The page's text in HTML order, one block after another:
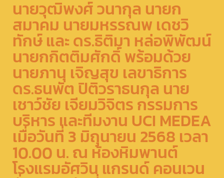
นายวุฒิพงศ์ วนากุล นายก
สมาคม นายมหรรณพ เดชวิ
ทักษ์ และ ดร.ธิติมา หล่อพิพัฒน์
นายกกิตติมศักดิ์ พร้อมด้วย
นายภานุ เจิญสุข เลขาธิการ
ดร.ธนพัต ปิติวราธนกุล นาย
เชาว์ชัย เจียมวิจิตร กรรมการ
บริหาร และทีมงาน UCI MEDEA
เมื่อวันที่ 3 มิถุนายน 2568 เวลา
10.00 น. ณ ห้องหิมพานต์
โรงแรมอัศวิน แกรนด์ คอนเวน